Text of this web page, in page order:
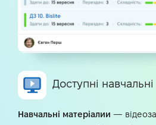
Доступні
Навчальні матеріалии —